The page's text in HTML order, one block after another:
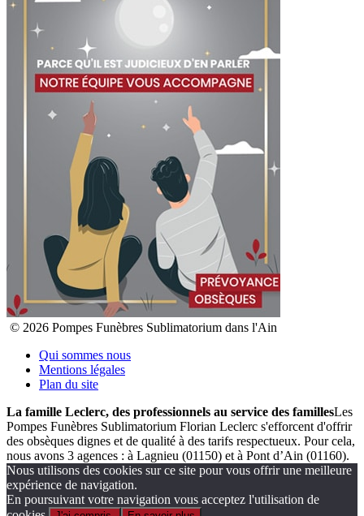
© 2026 Pompes Funèbres Sublimatorium dans l'Ain
Qui sommes nous
Mentions légales
Plan du site
La famille Leclerc, des professionnels au service des famillesLes
Pompes Funèbres Sublimatorium Florian Leclerc s'efforcent d'offrir
des obsèques dignes et de qualité à des tarifs respectueux. Pour cela,
nous avons 3 agences : à Lagnieu (01150) et à Pont d’Ain (01160).
Nous utilisons des cookies sur ce site pour vous offrir une meilleure
expérience de navigation.
En poursuivant votre navigation vous acceptez l'utilisation de